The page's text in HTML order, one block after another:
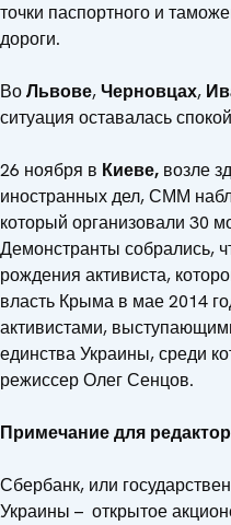
точки паспортного и
дороги.
ВоЛьвове,Черновцах,
ситуация оставалась
26 ноября в Киеве, возле
иностранных дел, СММ
который организовали 30
Демонстранты собрались,
рождения активиста,
власть Крыма в мае 2014
активистами,
единства Украины, среди
режиссер Олег Сенцов.
Примечание для
Сбербанк, или
Украины – открытое